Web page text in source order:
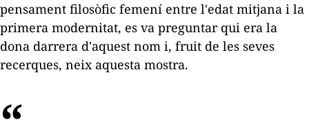
pensament filosòfic femení entre l'edat mitjana i la
primera modernitat, es va preguntar qui era la
dona darrera d'aquest nom i, fruit de les seves
recerques, neix aquesta mostra.